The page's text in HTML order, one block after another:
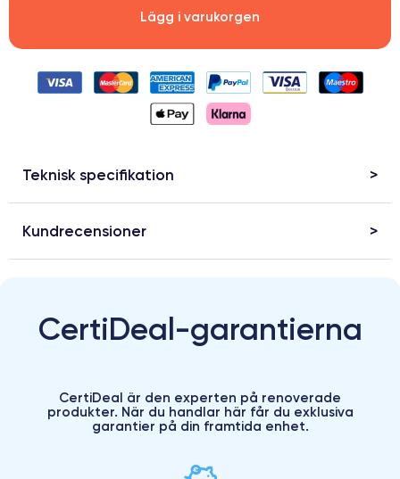
Lägg i varukorgen
Teknisk specifikation
Kundrecensioner
CertiDeal-garantierna
CertiDeal är den experten på renoverade
produkter. När du handlar här får du exklusiva
garantier på din framtida enhet.